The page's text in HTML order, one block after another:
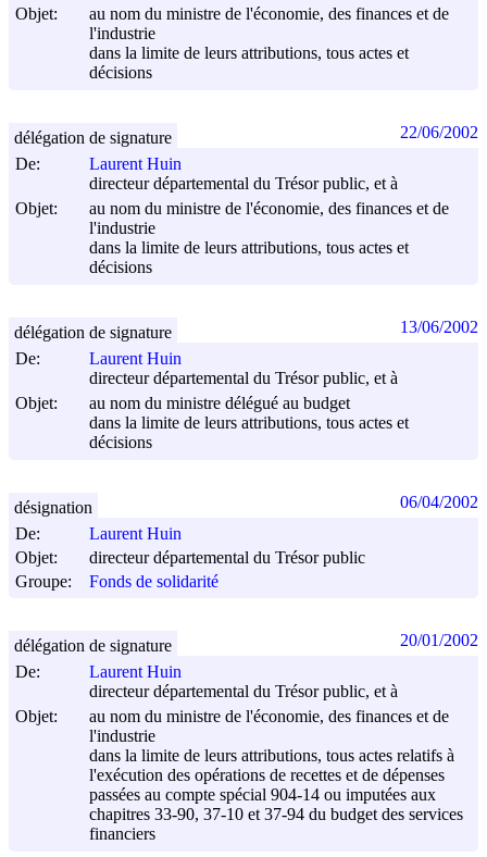
Objet:
au nom du ministre de l'économie, des finances et de
l'industrie
dans la limite de leurs attributions, tous actes et
décisions
De:
Laurent Huin
directeur départemental du Trésor public, et à
Objet:
au nom du ministre de l'économie, des finances et de
l'industrie
dans la limite de leurs attributions, tous actes et
décisions
délégation de signature 22/06/2002
De:
Laurent Huin
directeur départemental du Trésor public, et à
Objet:
au nom du ministre délégué au budget
dans la limite de leurs attributions, tous actes et
décisions
délégation de signature 13/06/2002
De:
Laurent Huin
Objet:
directeur départemental du Trésor public
Groupe:
Fonds de solidarité
désignation 06/04/2002
De:
Laurent Huin
directeur départemental du Trésor public, et à
Objet:
au nom du ministre de l'économie, des finances et de
l'industrie
dans la limite de leurs attributions, tous actes relatifs à
l'exécution des opérations de recettes et de dépenses
passées au compte spécial 904-14 ou imputées aux
chapitres 33-90, 37-10 et 37-94 du budget des services
financiers
délégation de signature 20/01/2002